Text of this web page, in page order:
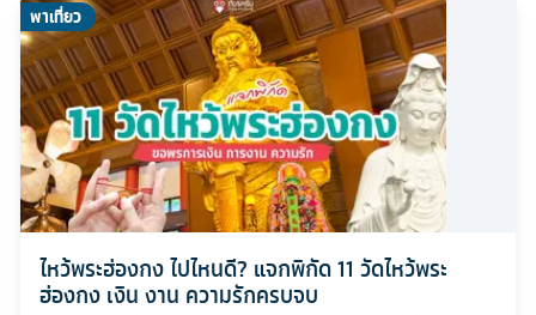
พาเที่ยว
ไหว้พระฮ่องกง ไปไหนดี? แจกพิกัด 11 วัดไหว้พระ
ฮ่องกง เงิน งาน ความรักครบจบ